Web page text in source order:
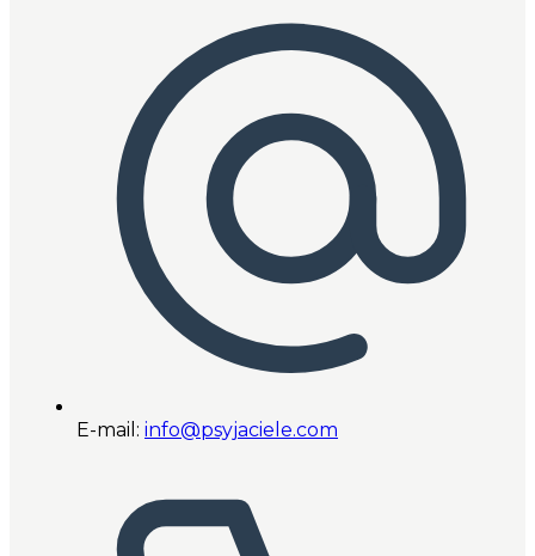
E-mail: info@psyjaciele.com